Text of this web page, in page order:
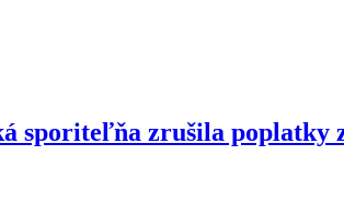
sporiteľňa zrušila